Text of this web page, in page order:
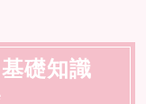
礎知識